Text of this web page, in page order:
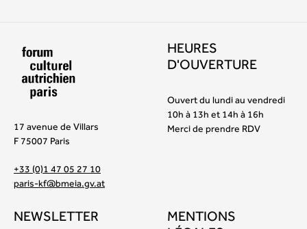
17 avenue de Villars
F 75007 Paris
+33 (0)1 47 05 27 10
paris-kf@bmeia.gv.at
HEURES
D'OUVERTURE
Ouvert du lundi au vendredi
10h à 13h et 14h à 16h
Merci de prendre RDV
NEWSLETTER
MENTIONS